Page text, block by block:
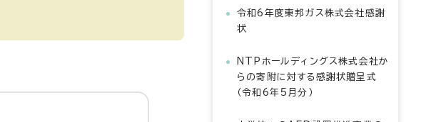
令和6年度東邦ガス株式会社感謝
状
NTPホールディングス株式会社か
らの寄附に対する感謝状贈呈式
（令和6年5月分）